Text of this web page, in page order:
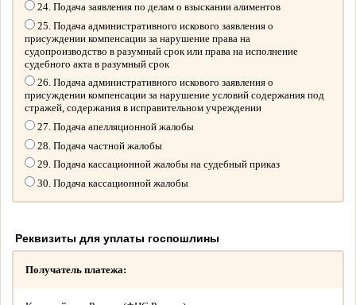
24. Подача заявления по делам о взыскании алиментов
25. Подача административного искового заявления о
присуждении компенсации за нарушение права на
судопроизводство в разумный срок или права на исполнение
судебного акта в разумный срок
26. Подача административного искового заявления о
присуждении компенсации за нарушение условий содержания под
стражей, содержания в исправительном учреждении
27. Подача апелляционной жалобы
28. Подача частной жалобы
29. Подача кассационной жалобы на судебный приказ
30. Подача кассационной жалобы
Реквизиты для уплаты госпошлины
Получатель платежа: